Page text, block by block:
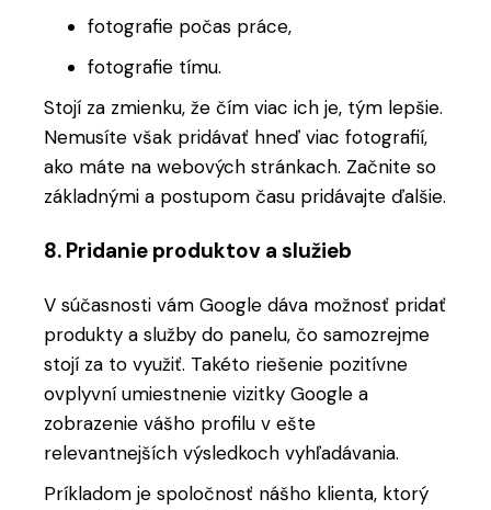
fotografie počas práce,
fotografie tímu.
Stojí za zmienku, že čím viac ich je, tým lepšie.
Nemusíte však pridávať hneď viac fotografií,
ako máte na webových stránkach. Začnite so
základnými a postupom času pridávajte ďalšie.
8. Pridanie produktov a služieb
V súčasnosti vám Google dáva možnosť pridať
produkty a služby do panelu, čo samozrejme
stojí za to využiť. Takéto riešenie pozitívne
ovplyvní umiestnenie vizitky Google a
zobrazenie vášho profilu v ešte
relevantnejších výsledkoch vyhľadávania.
Príkladom je spoločnosť nášho klienta, ktorý